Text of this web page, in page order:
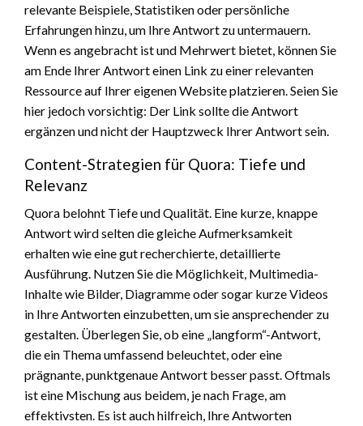
relevante Beispiele, Statistiken oder persönliche
Erfahrungen hinzu, um Ihre Antwort zu untermauern.
Wenn es angebracht ist und Mehrwert bietet, können Sie
am Ende Ihrer Antwort einen Link zu einer relevanten
Ressource auf Ihrer eigenen Website platzieren. Seien Sie
hier jedoch vorsichtig: Der Link sollte die Antwort
ergänzen und nicht der Hauptzweck Ihrer Antwort sein.
Content-Strategien für Quora: Tiefe und
Relevanz
Quora belohnt Tiefe und Qualität. Eine kurze, knappe
Antwort wird selten die gleiche Aufmerksamkeit
erhalten wie eine gut recherchierte, detaillierte
Ausführung. Nutzen Sie die Möglichkeit, Multimedia-
Inhalte wie Bilder, Diagramme oder sogar kurze Videos
in Ihre Antworten einzubetten, um sie ansprechender zu
gestalten. Überlegen Sie, ob eine „langform“-Antwort,
die ein Thema umfassend beleuchtet, oder eine
prägnante, punktgenaue Antwort besser passt. Oftmals
ist eine Mischung aus beidem, je nach Frage, am
effektivsten. Es ist auch hilfreich, Ihre Antworten